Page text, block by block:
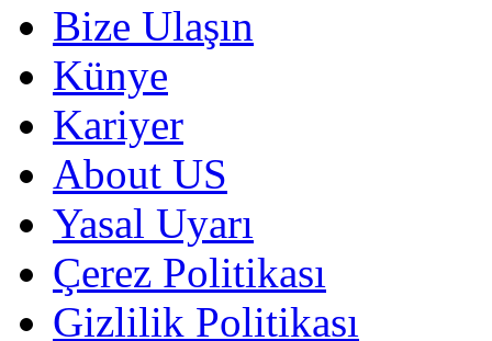
Bize Ulaşın
Künye
Kariyer
About US
Yasal Uyarı
Çerez Politikası
Gizlilik Politikası